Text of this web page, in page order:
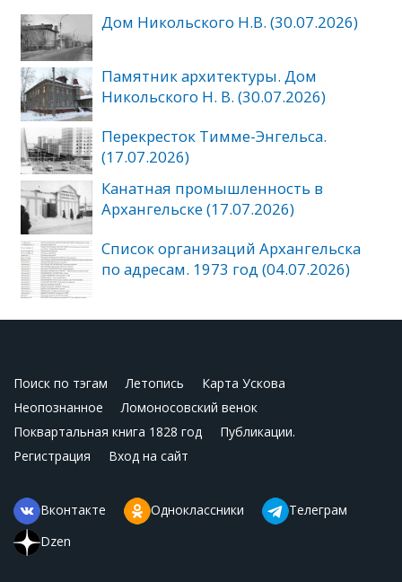
Дом Никольского Н.В. (30.07.2026)
Памятник архитектуры. Дом
Никольского Н. В. (30.07.2026)
Перекресток Тимме-Энгельса.
(17.07.2026)
Канатная промышленность в
Архангельске (17.07.2026)
Список организаций Архангельска
по адресам. 1973 год (04.07.2026)
Поиск по тэгам Летопись
Карта Ускова
Неопознанное
Ломоносовский венок
Поквартальная книга 1828 год
Публикации.
Регистрация
Вход на сайт
Вконтакте Одноклассники
Телеграм
Dzen